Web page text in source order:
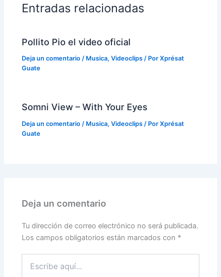
Entradas relacionadas
Pollito Pio el video oficial
Deja un comentario / Musica,Videoclips / PorXprésat
Guate
Somni View – With Your Eyes
Deja un comentario / Musica,Videoclips / PorXprésat
Guate
Deja un comentario
Tu dirección de correo electrónico no será publicada.
Los campos obligatorios están marcados con *
aquí...